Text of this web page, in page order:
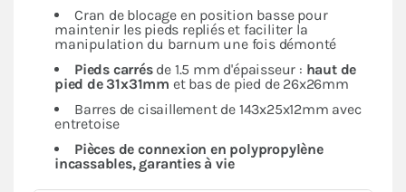
Cran de blocage en position basse pour
maintenir les pieds repliés et faciliter la
manipulation du barnum une fois démonté
Pieds carrésde 1.5 mm d'épaisseur : haut de
pied de 31x31mm et bas de pied de 26x26mm
Barres de cisaillement de 143x25x12mm avec
entretoise
Pièces de connexion en polypropylène
incassables, garanties à vie